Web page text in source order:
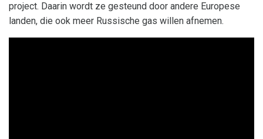
project. Daarin wordt ze gesteund door andere Europese
landen, die ook meer Russische gas willen afnemen.